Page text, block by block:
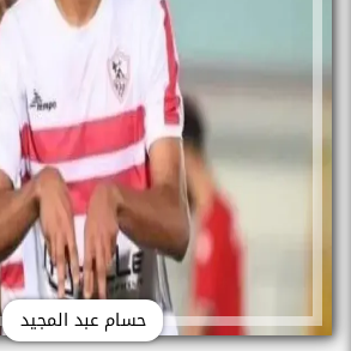
حسام عبد المجيد